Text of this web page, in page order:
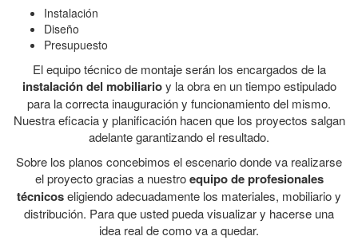
Instalación
Diseño
Presupuesto
El equipo técnico de montaje serán los encargados de la
instalación del mobiliarioy la obra en un tiempo estipulado
para la correcta inauguración y funcionamiento del mismo.
Nuestra eficacia y planificación hacen que los proyectos salgan
adelante garantizando el resultado.
Sobre los planos concebimos el escenario donde va realizarse
el proyecto gracias a nuestroequipo de profesionales
técnicoseligiendo adecuadamente los materiales, mobiliario y
distribución. Para que usted pueda visualizar y hacerse una
idea real de como va a quedar.